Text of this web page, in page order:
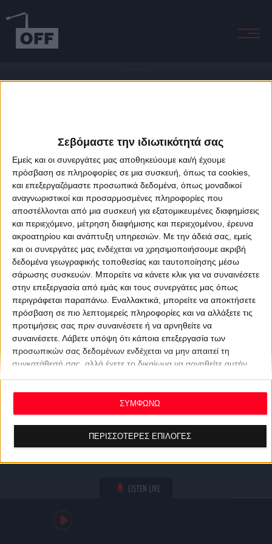
Σεβόμαστε την ιδιωτικότητά σας
Εμείς και οι συνεργάτες μας αποθηκεύουμε και/ή έχουμε
πρόσβαση σε πληροφορίες σε μια συσκευή, όπως τα cookies,
και επεξεργαζόμαστε προσωπικά δεδομένα, όπως μοναδικοί
αναγνωριστικοί και προσαρμοσμένες πληροφορίες που
αποστέλλονται από μια συσκευή για εξατομικευμένες διαφημίσεις
και περιεχόμενο, μέτρηση διαφήμισης και περιεχομένου, έρευνα
ακροατηρίου και ανάπτυξη υπηρεσιών. Με την άδειά σας, εμείς
και οι συνεργάτες μας ενδέχεται να χρησιμοποιήσουμε ακριβή
δεδομένα γεωγραφικής τοποθεσίας και ταυτοποίησης μέσω
σάρωσης συσκευών. Μπορείτε να κάνετε κλικ για να συναινέσετε
στην επεξεργασία από εμάς και τους συνεργάτες μας όπως
περιγράφεται παραπάνω. Εναλλακτικά, μπορείτε να αποκτήσετε
πρόσβαση σε πιο λεπτομερείς πληροφορίες και να αλλάξετε τις
προτιμήσεις σας πριν συναινέσετε ή να αρνηθείτε να
συναινέσετε. Λάβετε υπόψη ότι κάποια επεξεργασία των
προσωπικών σας δεδομένων ενδέχεται να μην απαιτεί τη
συγκατάθεσή σας, αλλά έχετε το δικαίωμα να αρνηθείτε αυτήν
ανακαλέσετε τη συγκατάθεσή σας ανά πάσα στιγμή
επιστρέφοντας σε αυτόν τον ιστότοπο και κάνοντας κλικ στο
κουμπί "Απορρήτου" στο κάτω μέρος της ιστοσελίδας.
ΠΕΡΙΣΣΟΤΕΡΕΣ ΕΠΙΛΟΓΕΣ
ΣΥΜΦΩΝΩ
LISTEN LIVE
About Offradio Business Class Terms & Conditions
Privacy Policy
Designed & developed byporcupine colors&Fotis Alexandrou